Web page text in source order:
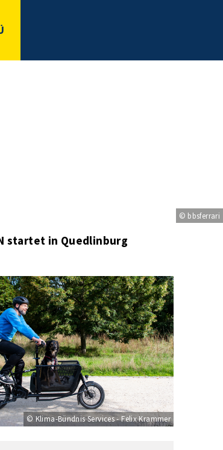
© bbsferrari
startet in Quedlinburg
© Klima-Bündnis Services - Felix Krammer